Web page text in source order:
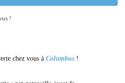
!
chez vous à Columbus !